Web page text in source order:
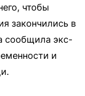
чтобы
закончились в
сообщила экс-
и